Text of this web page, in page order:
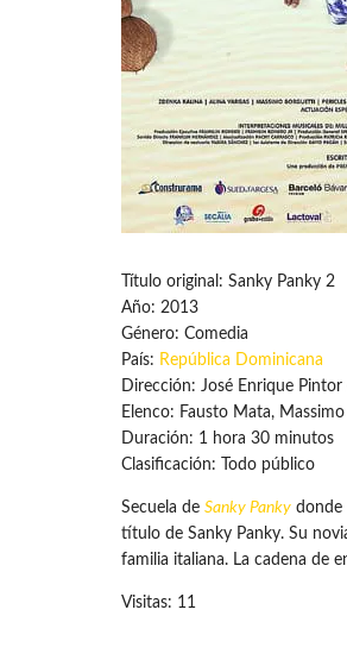
Título original: Sanky Panky 2
Año: 2013
Género: Comedia
País: República Dominicana
Dirección: José Enrique Pintor
Elenco: Fausto Mata,
Duración: 1 hora 30 minutos
Clasificación: Todo público
Secuela de Sanky Panky donde
título de Sanky Panky. Su
familia italiana. La cadena de
Visitas: 11